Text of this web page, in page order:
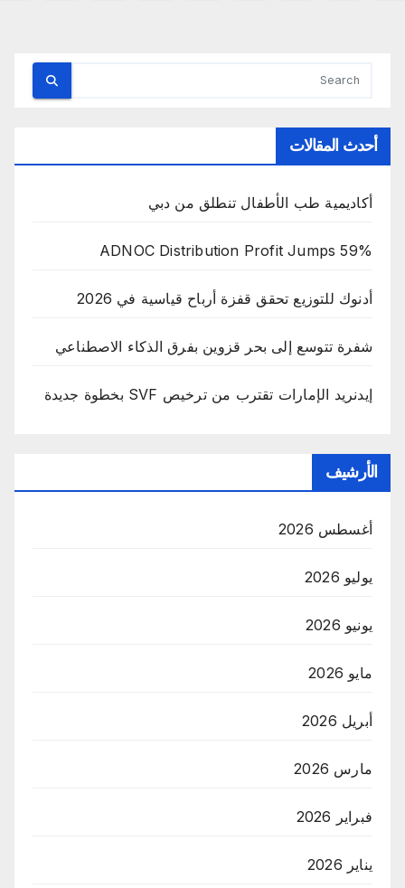
أحدث المقالات
أكاديمية طب الأطفال تنطلق من دبي
ADNOC Distribution Profit Jumps 59%
أدنوك للتوزيع تحقق قفزة أرباح قياسية في 2026
شفرة تتوسع إلى بحر قزوين بفرق الذكاء الاصطناعي
إيدنريد الإمارات تقترب من ترخيص SVF بخطوة جديدة
الأرشيف
أغسطس 2026
يوليو 2026
يونيو 2026
مايو 2026
أبريل 2026
مارس 2026
فبراير 2026
يناير 2026